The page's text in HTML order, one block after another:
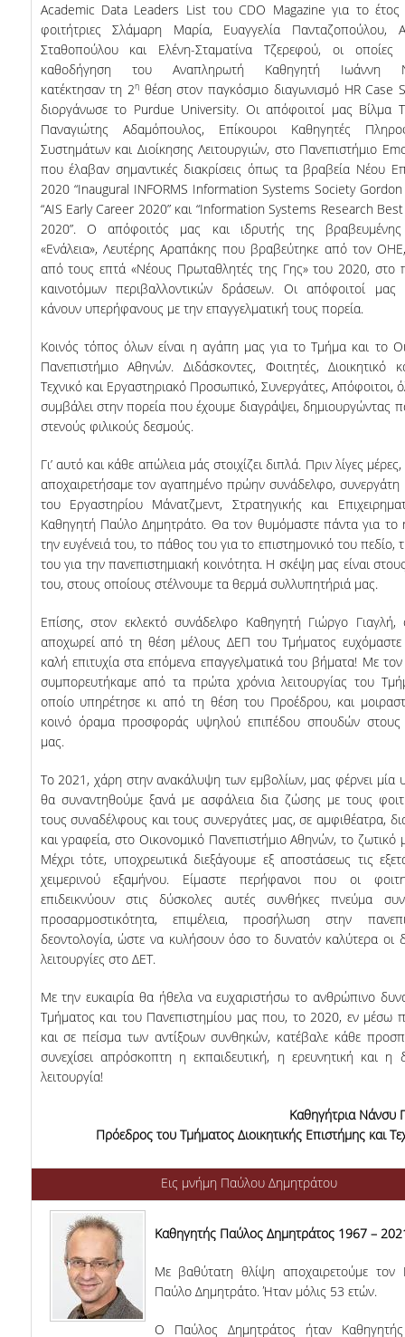
ΔΙΔΑΚΤΟΡΕΣ ΤΟΥ ΤΜΗΜΑΤΟΣ
ΥΠΟΨΗΦΙΟΙ ΔΙΔΑΚΤΟΡΕΣ
ΕΡΕΥΝΗΤΙΚΑ ΣΕΜΙΝΑΡΙΑ
ΠΡΟΓΡΑΜΜΑ ERASMUS+
ΜΑΘΗΜΑΤΑ ΠΟΥ ΠΡΟΣΦΕΡΕΙ ΤΟ
ΤΜΗΜΑ
ΣΥΝΕΡΓΑΖΟΜΕΝΑ ΠΑΝΕΠΙΣΤΗΜΙΑ
ΑΝΑΚΟΙΝΩΣΕΙΣ ΠΡΟΓΡΑΜΜΑΤΟΣ
ΕΓΓΡΑΦΑ - ΧΡΗΣΙΜΟΙ ΣΥΝΔΕΣΜΟΙ
FAQS
ΔΙΑΣΦΑΛΙΣΗ ΠΟΙΟΤΗΤΑΣ
ΔΕΔΟΜΕΝΑ ΠΟΙΟΤΗΤΑΣ
ΠΙΣΤΟΠΟΙΗΣΗ
ΑΞΙΟΛΟΓΗΣΗ
ΑΠΟ ΤΕΛΕΙΟΦΟΙΤΟΥΣ
ΑΠΟ ΜΕΤΑΠΤΥΧΙΑΚΟΥΣ
ΦΟΙΤΗΤΕΣ
ΕΚΘΕΣΕΙΣ ΕΞΩΤΕΡΙΚΗΣ
ΜΟ.ΔΙ.Π.
ΕΡΕΥΝΑ
ΕΡΕΥΝΗΤΙΚΕΣ ΔΡΑΣΤΗΡΙΟΤΗΤΕΣ
ΕΡΕΥΝΗΤΙΚΑ ΕΡΓΑΣΤΗΡΙΑ
ΔΗΜΟΣΙΕΥΣΕΙΣ
ΕΠΙΣΤΗΜΟΝΙΚΑ ΣΥΝΕΔΡΙΑ ΚΑΙ ΣΕΜΙΝΑΡΙΑ
ΑΠΟΦΟΙΤΟΙ
ΑΠΟΦΟΙΤΟΙ ΤΟΥ ΤΜΗΜΑΤΟΣ
ΠΡΟΟΠΤΙΚΕΣ ΑΠΟΦΟΙΤΩΝ
ΣΥΛΛΟΓΟΙ ΑΠΟΦΟΙΤΩΝ
ΓΡΑΦΕΙΟ ΔΙΑΣΥΝΔΕΣΗΣ
ALUMNI AUEB
ΝΕΑ
ΝΕΑ ΤΟΥ ΤΜΗΜΑΤΟΣ
Academic Data Leaders List του CDO Magazine για το
φοιτήτριες Σλάμαρη Μαρία, Ευαγγελία Πανταζοπούλου,
Σταθοπούλου και Ελένη-Σταματίνα Τζερεφού, οι
καθοδήγηση του Αναπληρωτή Καθηγητή Ιωάννη
κατέκτησαν τη 2η θέση στον παγκόσμιο διαγωνισμό HR Case
διοργάνωσε το Purdue University. Οι απόφοιτοί μας Βίλμα
Παναγιώτης Αδαμόπουλος, Επίκουροι Καθηγητές
Συστημάτων και Διοίκησης Λειτουργιών, στο Πανεπιστήμιο
που έλαβαν σημαντικές διακρίσεις όπως τα βραβεία Νέου
2020 “Inaugural INFORMS Information Systems Society Gordon
“AIS Early Career 2020” και “Information Systems Research
2020”. Ο απόφοιτός μας και ιδρυτής της
«Ενάλεια», Λευτέρης Αραπάκης που βραβεύτηκε από τον
από τους επτά «Νέους Πρωταθλητές της Γης» του 2020, στο
καινοτόμων περιβαλλοντικών δράσεων. Οι απόφοιτοί
κάνουν υπερήφανους με την επαγγελματική τους πορεία.
Κοινός τόπος όλων είναι η αγάπη μας για το Τμήμα και το
Πανεπιστήμιο Αθηνών. Διδάσκοντες, Φοιτητές, Διοικητικό
Τεχνικό και Εργαστηριακό Προσωπικό, Συνεργάτες, Απόφοιτοι,
συμβάλει στην πορεία που έχουμε διαγράψει, δημιουργώντας
στενούς φιλικούς δεσμούς.
Γι’ αυτό και κάθε απώλεια μάς στοιχίζει διπλά. Πριν λίγες
αποχαιρετήσαμε τον αγαπημένο πρώην συνάδελφο, συνεργάτη
του Εργαστηρίου Μάνατζμεντ, Στρατηγικής και
Καθηγητή Παύλο Δημητράτο. Θα τον θυμόμαστε πάντα για το
την ευγένειά του, το πάθος του για το επιστημονικό του πεδίο,
του για την πανεπιστημιακή κοινότητα. Η σκέψη μας είναι
του, στους οποίους στέλνουμε τα θερμά συλλυπητήριά μας.
Επίσης, στον εκλεκτό συνάδελφο Καθηγητή Γιώργο Γιαγλή,
αποχωρεί από τη θέση μέλους ΔΕΠ του Τμήματος
καλή επιτυχία στα επόμενα επαγγελματικά του βήματα! Με τον
συμπορευτήκαμε από τα πρώτα χρόνια λειτουργίας του
οποίο υπηρέτησε κι από τη θέση του Προέδρου, και
κοινό όραμα προσφοράς υψηλού επιπέδου σπουδών στους
μας.
Το 2021, χάρη στην ανακάλυψη των εμβολίων, μας φέρνει μία
θα συναντηθούμε ξανά με ασφάλεια δια ζώσης με τους
τους συναδέλφους και τους συνεργάτες μας, σε αμφιθέατρα,
και γραφεία, στο Οικονομικό Πανεπιστήμιο Αθηνών, το ζωτικό
Μέχρι τότε, υποχρεωτικά διεξάγουμε εξ αποστάσεως τις
χειμερινού εξαμήνου. Είμαστε περήφανοι που οι
επιδεικνύουν στις δύσκολες αυτές συνθήκες πνεύμα
προσαρμοστικότητα, επιμέλεια, προσήλωση στην
δεοντολογία, ώστε να κυλήσουν όσο το δυνατόν καλύτερα οι
λειτουργίες στο ΔΕΤ.
Με την ευκαιρία θα ήθελα να ευχαριστήσω το ανθρώπινο
Τμήματος και του Πανεπιστημίου μας που, το 2020, εν μέσω
και σε πείσμα των αντίξοων συνθηκών, κατέβαλε κάθε
συνεχίσει απρόσκοπτη η εκπαιδευτική, η ερευνητική και η
λειτουργία!
Kαθηγήτρια Νάνσυ
Πρόεδρος του Τμήματος Διοικητικής Επιστήμης και
Εις μνήμη Παύλου Δημητράτου
Καθηγητής Παύλος Δημητράτος 1967 –
Με βαθύτατη θλίψη αποχαιρετούμε τον
Παύλο Δημητράτο. Ήταν μόλις 53 ετών.
Ο Παύλος Δημητράτος ήταν Kαθηγητής